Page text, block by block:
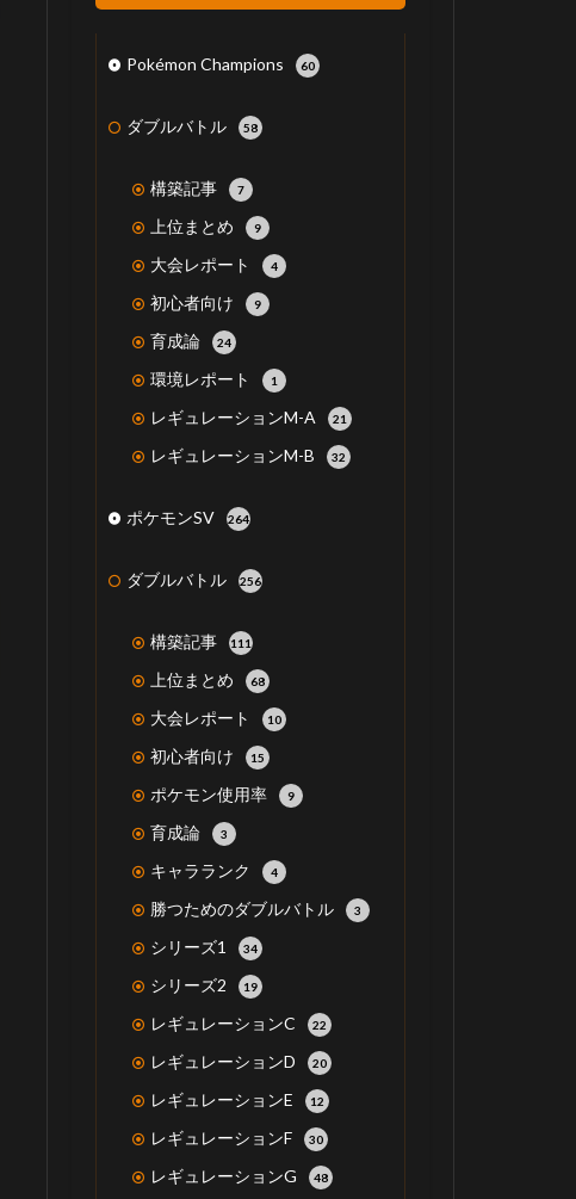
Pokémon Champions 60
ダブルバトル 58
構築記事 7
上位まとめ 9
大会レポート 4
初心者向け 9
育成論 24
環境レポート 1
レギュレーションM-A 21
レギュレーションM-B 32
ポケモンSV 264
ダブルバトル 256
構築記事 111
上位まとめ 68
大会レポート 10
初心者向け 15
ポケモン使用率 9
育成論 3
キャラランク 4
勝つためのダブルバトル 3
シリーズ1 34
シリーズ2 19
レギュレーションC 22
レギュレーションD 20
レギュレーションE 12
レギュレーションF 30
レギュレーションG 48